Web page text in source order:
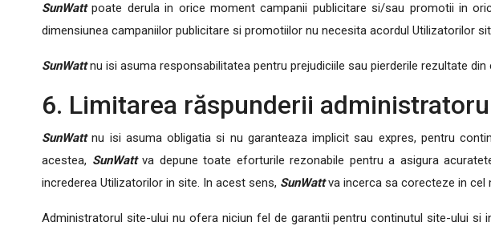
SunWattpoate derula in orice moment campanii publicitare si/sau promotii in
dimensiunea campaniilor publicitare si promotiilor nu necesita acordul Utilizatorilor
SunWattnu isi asuma responsabilitatea pentru prejudiciile sau pierderile rezultate
6. Limitarea răspunderii
SunWattnu isi asuma obligatia si nu garanteaza implicit sau expres, pentru
acestea, SunWattva depune toate eforturile rezonabile pentru a asigura
increderea Utilizatorilor in site. In acest sens, SunWattva incerca sa corecteze in cel
Administratorul site-ului nu ofera niciun fel de garantii pentru continutul site-ului